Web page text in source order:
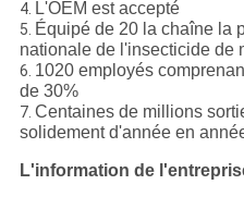
4. L'OEM est accepté
5. Équipé de 20 la chaîne la
nationale de l'insecticide de
6. 1020 employés
de 30%
7. Centaines de millions
solidement d'année en
L'information de